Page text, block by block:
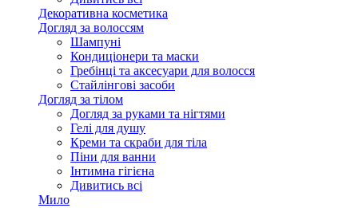
Декоративна косметика
Догляд за волоссям
Шампуні
Кондиціонери та маски
Гребінці та аксесуари для волосся
Стайлінгові засоби
Догляд за тілом
Догляд за руками та нігтями
Гелі для душу
Креми та скраби для тіла
Піни для ванни
Інтимна гігієна
Дивитись всі
Мило